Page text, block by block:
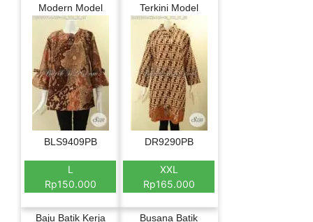
Modern Model
BLS9409PB
L
Rp150.000
Terkini Model
DR9290PB
XXL
Rp165.000
Baju Batik Kerja Busana Batik